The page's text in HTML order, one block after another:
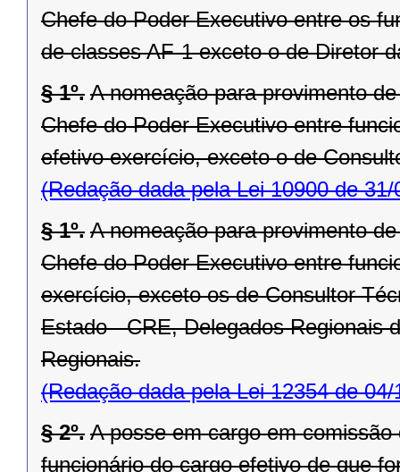
Chefe do Poder Executivo entre os
de classes AF-1 exceto o de Diretor
§ 1º. A nomeação para provimento
Chefe do Poder Executivo entre
efetivo exercício, exceto o de
(Redação dada pela Lei 10900 de 31/
§ 1º. A nomeação para provimento
Chefe do Poder Executivo entre
exercício, exceto os de Consultor
Estado - CRE, Delegados Regionais
Regionais.
(Redação dada pela Lei 12354 de 04/
§ 2º. A posse em cargo em
funcionário do cargo efetivo de que